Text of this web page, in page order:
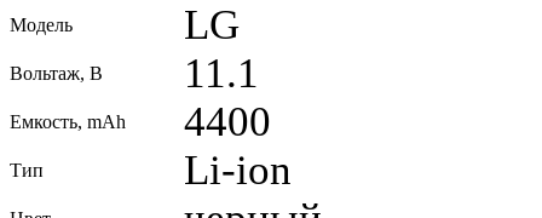
Модель LG
Вольтаж, В 11.1
Емкость, mAh 4400
Тип Li-ion